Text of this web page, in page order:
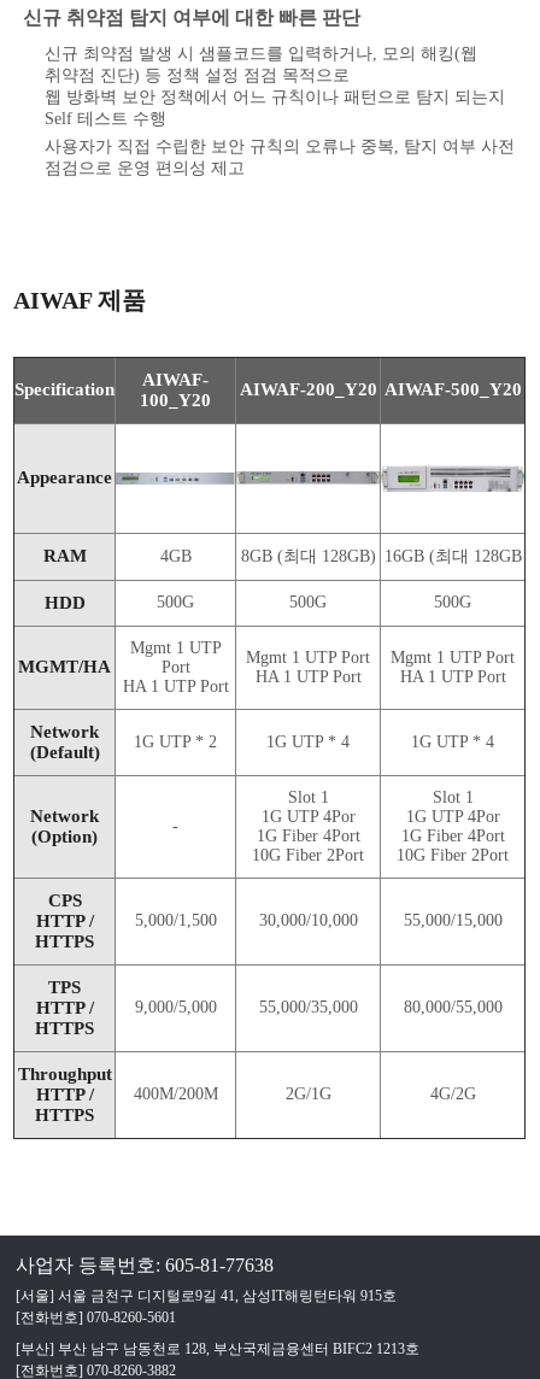
신규 취약점 탐지 여부에 대한 빠른 판단
신규 최약점 발생 시 샘플코드를 입력하거나, 모의 해킹(웹
취약점 진단) 등 정책 설정 점검 목적으로
웹 방화벽 보안 정책에서 어느 규칙이나 패턴으로 탐지 되는지
Self 테스트 수행
사용자가 직접 수립한 보안 규칙의 오류나 중복, 탐지 여부 사전
점검으로 운영 편의성 제고
AIWAF 제품
Specification
AIWAF-
100_Y20
AIWAF-200_Y20 AIWAF-500_Y20
Appearance
RAM 4GB 8GB (최대 128GB) 16GB (최대 128GB
HDD 500G 500G 500G
MGMT/HA
Mgmt 1 UTP
Port
HA 1 UTP Port
Mgmt 1 UTP Port
HA 1 UTP Port
Mgmt 1 UTP Port
HA 1 UTP Port
Network
(Default)
1G UTP * 2 1G UTP * 4 1G UTP * 4
Network
(Option)
-
Slot 1
1G UTP 4Por
1G Fiber 4Port
10G Fiber 2Port
Slot 1
1G UTP 4Por
1G Fiber 4Port
10G Fiber 2Port
CPS
HTTP /
HTTPS
5,000/1,500 30,000/10,000 55,000/15,000
TPS
HTTP /
HTTPS
9,000/5,000 55,000/35,000 80,000/55,000
Throughput
HTTP /
HTTPS
400M/200M 2G/1G 4G/2G
사업자 등록번호: 605-81-77638
[서울] 서울 금천구 디지털로9길 41, 삼성IT해링턴타워 915호
[전화번호] 070-8260-5601
[부산] 부산 남구 남동천로 128, 부산국제금융센터 BIFC2 1213호
[전화번호] 070-8260-3882